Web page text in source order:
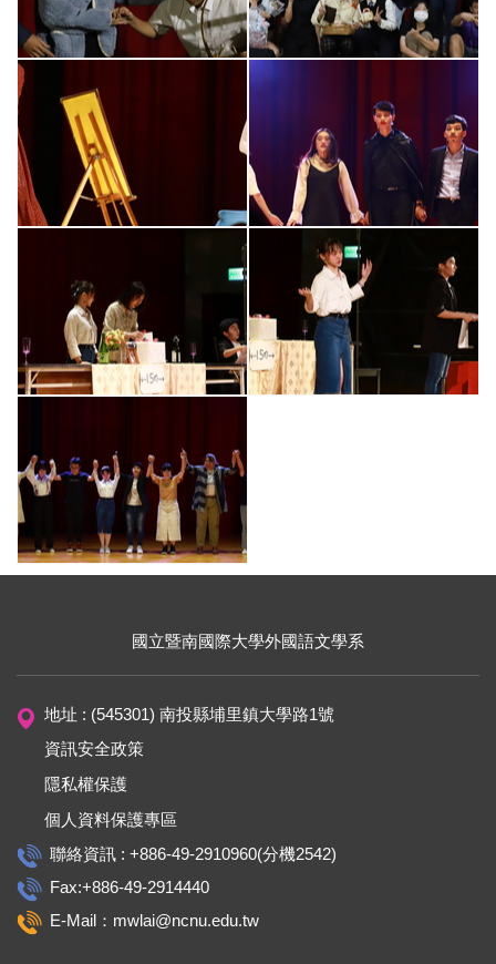
國立暨南國際大學外國語文學系
地址 : (545301) 南投縣埔里鎮大學路1號
資訊安全政策
隱私權保護
個人資料保護專區
聯絡資訊 : +886-49-2910960(分機2542)
Fax:+886-49-2914440
E-Mail：mwlai@ncnu.edu.tw